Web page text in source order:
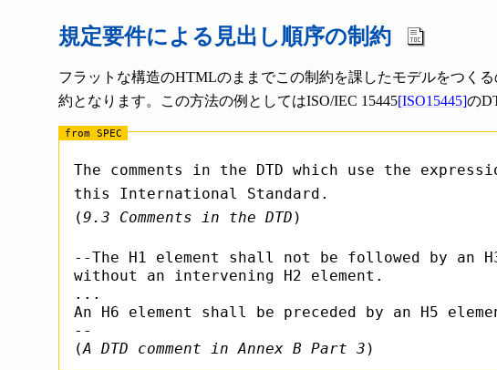
規定要件による見出し順序の制約
フラットな構造のHTMLのままでこの制約を課したモデルをつく
約となります。この方法の例としてはISO/IEC 15445[ISO15445]の
The comments in the DTD which use the
this International Standard.
(9.3 Comments in the DTD )
--The H1 element shall not be followed by an
without an intervening H2 element.
...
An H6 element shall be preceded by an H5
--
(A DTD comment in Annex B Part 3